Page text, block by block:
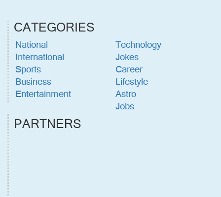
CATEGORIES
National
International
Sports
Business
Entertainment
Technology
Jokes
Career
Lifestyle
Astro
Jobs
PARTNERS